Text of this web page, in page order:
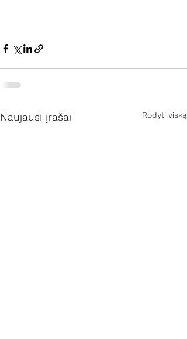
Naujausi įrašai Rodyti viską